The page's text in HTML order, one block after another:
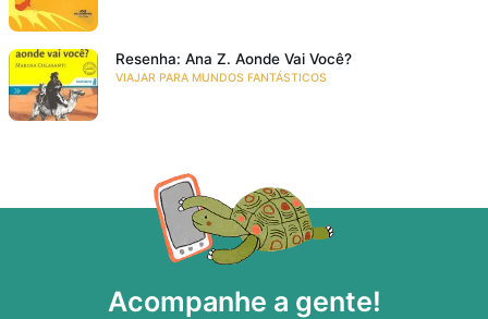
Resenha: Ana Z. Aonde Vai Você?
VIAJAR PARA MUNDOS FANTÁSTICOS
Acompanhe a gente!